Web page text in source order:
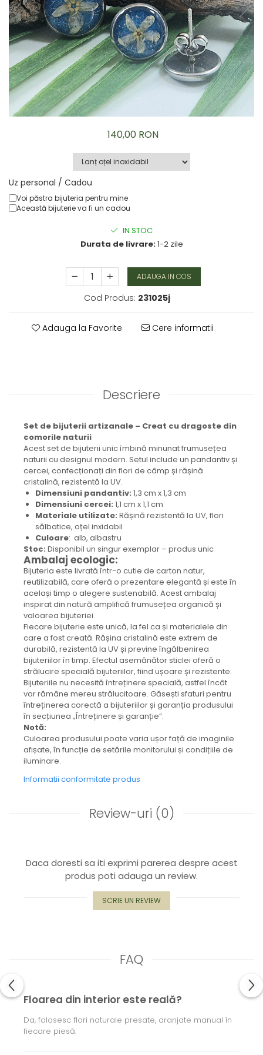
Brățară
Bijuterii copii
Colier / Pandantiv
Colier de prietenie
Brățară
Accesorii păr
Broșă
Bijuterii argint
Bijuterii oțel
Colier / Pandantiv
Cercei
Bijuterii aliaj metalic
Cercei
Brățară
Bijuterii din Floarea de colț
Suport bijuterii
Bijuterii cu cristale naturale
Colier / Pandantiv
Cercei
Brățară
Set bijuterii
Bijuterii din lemn
Colier / Pandantiv
Cercei
Set bijuterii
Brățară
Bijuterii fără metal
Brățară
Bijuterii - Alte
Suport bijuterii
Semn de carte
Accesorii
Produse personalizate (mărturii)
Produse zero waste
Săculeț de depozitare pentru pâine
Ambalaj cu ceară de albine pentru
alimente
Șervețel ecologic pentru sandiș
Prosop de bucătărie "NU-hârtie"
Card cadou
Accesorii tricotate
TOATE Produsele Personalizate
140,00 RON
Uz personal / Cadou
Voi păstra bijuteria pentru mine
Această bijuterie va fi un cadou
IN STOC
Durata de livrare:1-2 zile
ADAUGA IN COS
Cod Produs: 231025j
Adauga la Favorite Cere informatii
Descriere
Set de bijuterii artizanale – Creat cu dragoste din
comorile naturii
Acest set de bijuterii unic îmbină minunat frumusețea
naturii cu designul modern. Setul include un pandantiv și
cercei, confecționați din flori de câmp și rășină
cristalină, rezistentă la UV.
Dimensiuni pandantiv: 1,3 cm x 1,3 cm
Dimensiuni cercei: 1,1 cm x 1,1 cm
Materiale utilizate: Rășină rezistentă la UV, flori
sălbatice, oțel inxidabil
Culoare: alb, albastru
Stoc: Disponibil un singur exemplar – produs unic
Ambalaj ecologic:
Bijuteria este livrată într-o cutie de carton natur,
reutilizabilă, care oferă o prezentare elegantă și este în
același timp o alegere sustenabilă. Acest ambalaj
inspirat din natură amplifică frumusețea organică și
valoarea bijuteriei.
Fiecare bijuterie este unică, la fel ca și materialele din
care a fost creată. Rășina cristalină este extrem de
durabilă, rezistentă la UV și previne îngălbenirea
bijuteriilor în timp. Efectul asemănător sticlei oferă o
strălucire specială bijuteriilor, fiind ușoare și rezistente.
Bijuteriile nu necesită întreținere specială, astfel încât
vor rămâne mereu strălucitoare. Găsești sfaturi pentru
întreținerea corectă a bijuteriilor și garanția produsului
în secțiunea „Întreținere și garanție”.
Notă:
Culoarea produsului poate varia ușor față de imaginile
afișate, în funcție de setările monitorului și condițiile de
iluminare.
Informatii conformitate produs
Review-uri (0)
Daca doresti sa iti exprimi parerea despre acest
produs poti adauga un review.
SCRIE UN REVIEW
FAQ
Floarea din interior este reală?
Da, folosesc flori naturale presate, aranjate manual în
fiecare piesă.